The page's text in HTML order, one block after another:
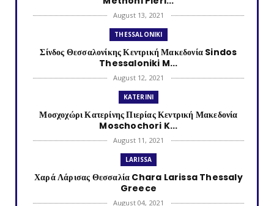
August 13, 2021
THESSALONIKI
Σίνδος Θεσσαλονίκης Κεντρική Μακεδονία Sindos
Thessaloniki M...
August 12, 2021
KATERINI
Μοσχοχώρι Κατερίνης Πιερίας Κεντρική Μακεδονία
Moschochori K...
August 11, 2021
LARISSA
Χαρά Λάρισας Θεσσαλία Chara Larissa Thessaly
Greece
August 04, 2021